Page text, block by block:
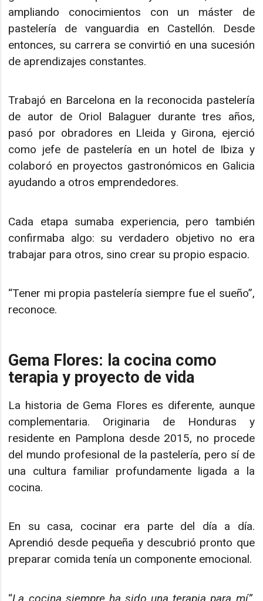
ampliando conocimientos con un máster de
pastelería de vanguardia en Castellón. Desde
entonces, su carrera se convirtió en una sucesión
de aprendizajes constantes.
Trabajó en Barcelona en la reconocida pastelería
de autor de Oriol Balaguer durante tres años,
pasó por obradores en Lleida y Girona, ejerció
como jefe de pastelería en un hotel de Ibiza y
colaboró en proyectos gastronómicos en Galicia
ayudando a otros emprendedores.
Cada etapa sumaba experiencia, pero también
confirmaba algo: su verdadero objetivo no era
trabajar para otros, sino crear su propio espacio.
“Tener mi propia pastelería siempre fue el sueño”,
reconoce.
Gema Flores: la cocina como
terapia y proyecto de vida
La historia de Gema Flores es diferente, aunque
complementaria. Originaria de Honduras y
residente en Pamplona desde 2015, no procede
del mundo profesional de la pastelería, pero sí de
una cultura familiar profundamente ligada a la
cocina.
En su casa, cocinar era parte del día a día.
Aprendió desde pequeña y descubrió pronto que
preparar comida tenía un componente emocional.
“La cocina siempre ha sido una terapia para mí”,